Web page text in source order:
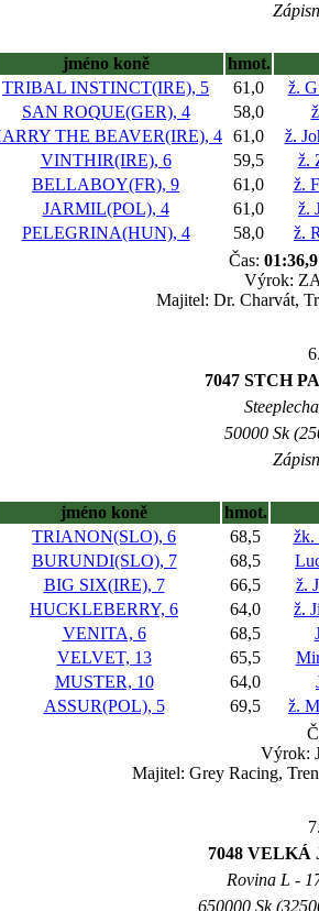
jméno koně
hmot.
TRIBAL INSTINCT(IRE), 5 61,0
ž.
SAN ROQUE(GER), 4 58,0
THE BEAVER(IRE), 4 61,0
ž.
VINTHIR(IRE), 6 59,5
ž.
BELLABOY(FR), 9 61,0
ž.
JARMIL(POL), 4 61,0
ž.
PELEGRINA(HUN), 4 58,0
ž.
Čas:
Výrok:
Majitel: Dr. Charvát,
7047 STCH
50000 Sk
jméno koně
hmot.
TRIANON(SLO), 6 68,5
žk.
BURUNDI(SLO), 7 68,5
BIG SIX(IRE), 7 66,5
ž.
HUCKLEBERRY, 6 64,0
ž.
VENITA, 6 68,5
VELVET, 13 65,5
MUSTER, 10 64,0
ASSUR(POL), 5 69,5
ž.
Výrok:
Majitel: Grey Racing,
7048 VELKÁ
Rovina L -
650000 Sk